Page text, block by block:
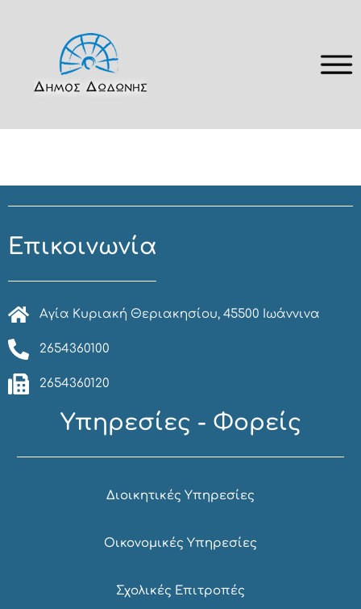
Επικοινωνία
Αγία Κυριακή Θεριακησίου, 45500 Ιωάννινα
2654360100
2654360120
Υπηρεσίες - Φορείς
Διοικητικές Υπηρεσίες
Οικονομικές Υπηρεσίες
Σχολικές Επιτροπές